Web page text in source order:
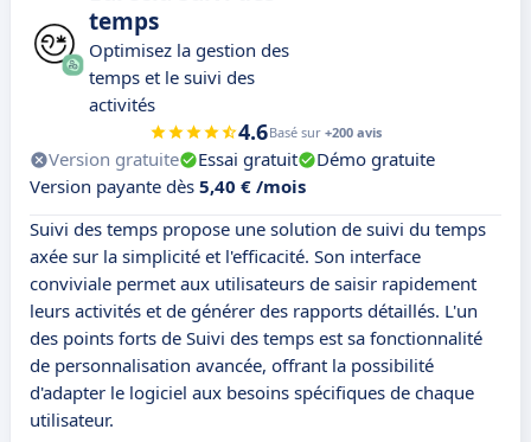
temps
Optimisez la gestion des
temps et le suivi des
activités
4.6Basé sur +200 avis
Version gratuite Essai gratuit
Démo gratuite
Version payante dès 5,40 € /mois
Suivi des temps propose une solution de suivi du temps
axée sur la simplicité et l'efficacité. Son interface
conviviale permet aux utilisateurs de saisir rapidement
leurs activités et de générer des rapports détaillés. L'un
des points forts de Suivi des temps est sa fonctionnalité
de personnalisation avancée, offrant la possibilité
d'adapter le logiciel aux besoins spécifiques de chaque
utilisateur.